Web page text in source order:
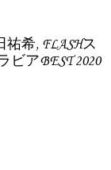
祐希, FLASHス
ビアBEST 2020